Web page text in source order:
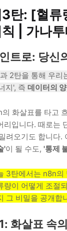
탄: [혈류
| 가나
인트로: 당신
2탄을 통해 우리
지', 즉 데이터의
의 화살표를 타고
리입니다. 때로는
려오기도 합니다.
'이 될 수도, '통제
3탄에서는 n8n의
량이 어떻게 조절
그 비밀을 공개합
1: 화살표 속